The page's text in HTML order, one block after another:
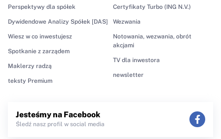
Perspektywy dla spółek
Dywidendowe Analizy Spółek [DAS]
Wiesz w co inwestujesz
Spotkanie z zarządem
Maklerzy radzą
teksty Premium
Certyfikaty Turbo (ING N.V.)
Wezwania
Notowania, wezwania, obrót
akcjami
TV dla inwestora
newsletter
Jesteśmy na Facebook
Śledź nasz profil w social media